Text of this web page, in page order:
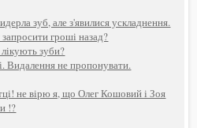
зуб, але з'явилися ускладнення.
гроші назад?
зуби?
Видалення не пропонувати.
не вірю я, що Олег Кошовий і Зоя
!?